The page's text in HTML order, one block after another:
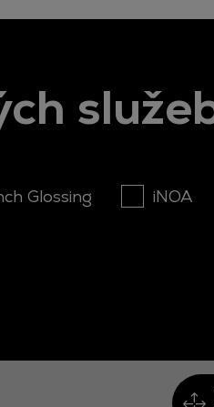
Glossing iNOA